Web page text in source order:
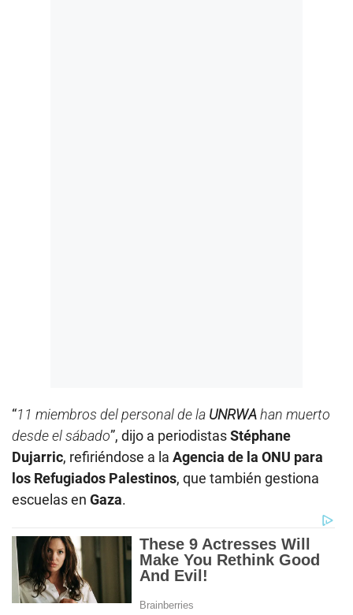
“11 miembros del personal de la UNRWAhan muerto
desde el sábado”, dijo a periodistasStéphane
Dujarric, refiriéndose a la Agencia de la ONU para
los Refugiados Palestinos, que también gestiona
escuelas en Gaza.